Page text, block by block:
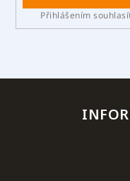
Přihlášením